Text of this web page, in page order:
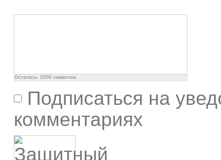
Осталось: 2000 символов
Подписаться на
комментариях